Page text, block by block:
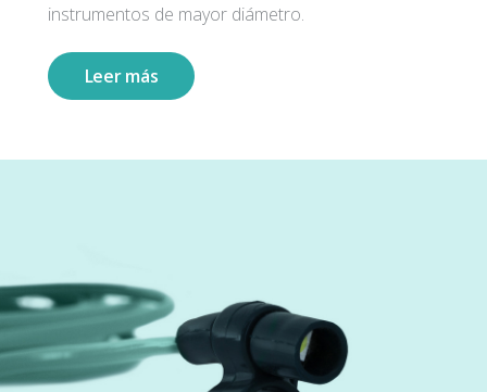
instrumentos de mayor diámetro.
Leer más